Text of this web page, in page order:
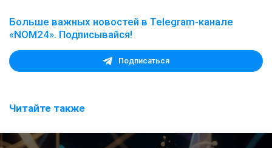
Больше важных новостей в Telegram-канале
«NOM24». Подписывайся!
Подписаться
Читайте также